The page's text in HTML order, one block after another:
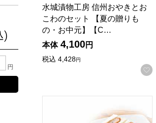
水城漬物工房 信州おやきとお
こわのセット 【夏の贈りも
の・お中元】【C…
本体 4,100円
税込 4,428円
井筒まい泉 まい泉のヒレかつ
)
ちらか１つまたは両方に、検索したい金
円